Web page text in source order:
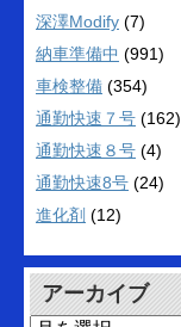
深澤Modify (7)
納車準備中 (991)
車検整備 (354)
通勤快速７号 (162)
通勤快速８号 (4)
通勤快速8号 (24)
進化剤 (12)
アーカイブ